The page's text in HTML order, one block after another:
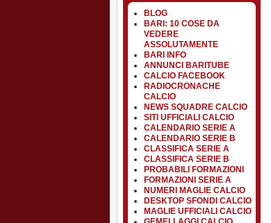
BLOG
BARI: 10 COSE DA
VEDERE
ASSOLUTAMENTE
BARI INFO
ANNUNCI BARITUBE
CALCIO FACEBOOK
RADIOCRONACHE
CALCIO
NEWS SQUADRE CALCIO
SITI UFFICIALI CALCIO
CALENDARIO SERIE A
CALENDARIO SERIE B
CLASSIFICA SERIE A
CLASSIFICA SERIE B
PROBABILI FORMAZIONI
FORMAZIONI SERIE A
NUMERI MAGLIE CALCIO
DESKTOP SFONDI CALCIO
MAGLIE UFFICIALI CALCIO